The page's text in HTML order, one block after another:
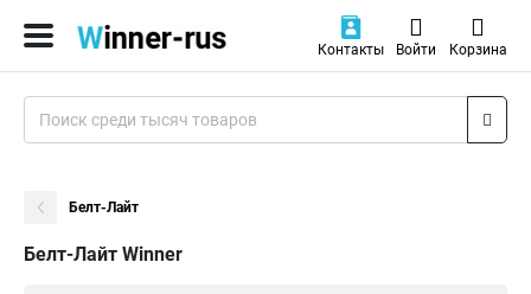
Контакты Войти Корзина
Белт-Лайт
Белт-Лайт Winner